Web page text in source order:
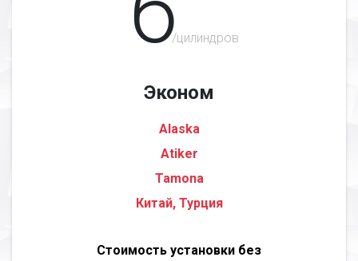
/цилиндров
Эконом
Alaska
Atiker
Tamona
Китай, Турция
Стоимость установки без